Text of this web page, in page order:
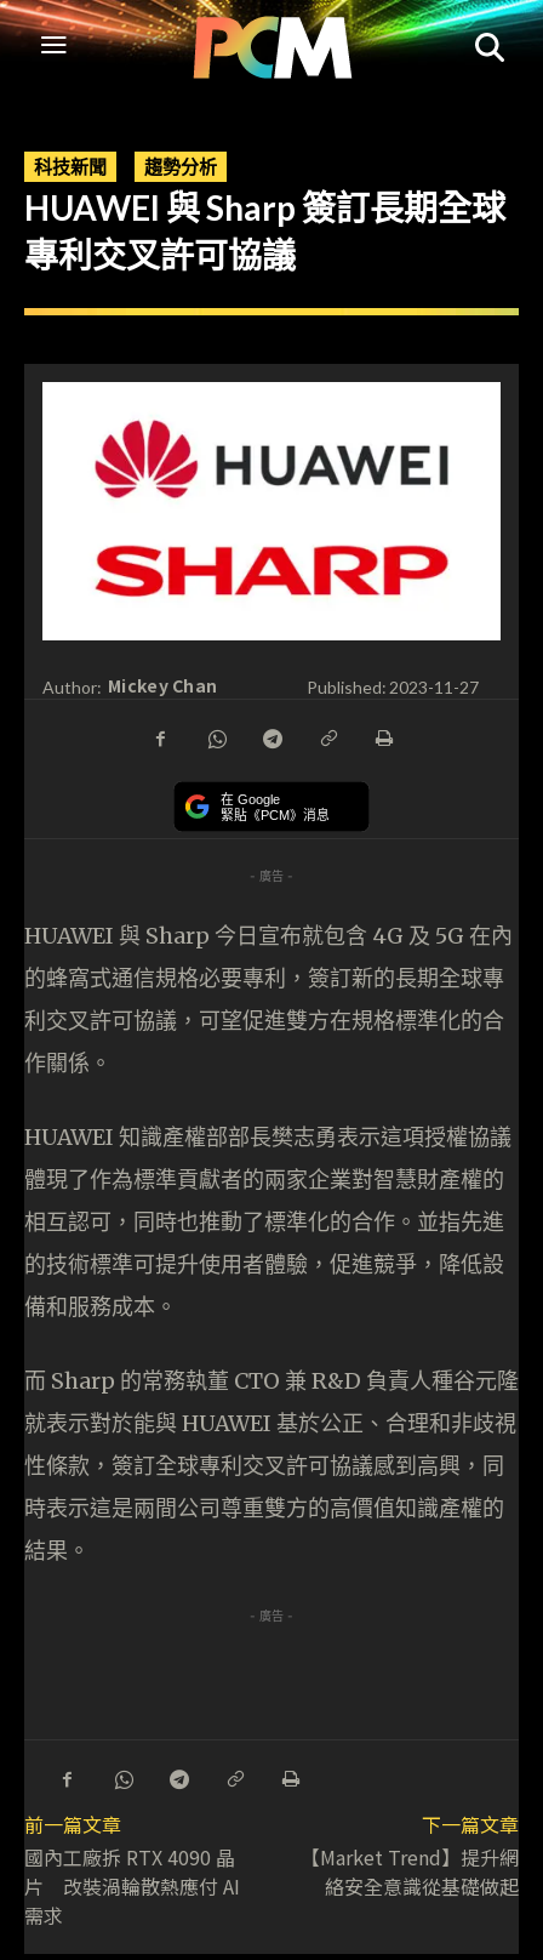
科技新聞 趨勢分析
HUAWEI 與 Sharp 簽訂長期全球
專利交叉許可協議
Author: Mickey Chan Published: 2023-11-27
在 Google
緊貼《PCM》消息
- 廣告 -
HUAWEI 與 Sharp 今日宣布就包含 4G 及 5G 在內
的蜂窩式通信規格必要專利，簽訂新的長期全球專
利交叉許可協議，可望促進雙方在規格標準化的合
作關係。
HUAWEI 知識產權部部長樊志勇表示這項授權協議
體現了作為標準貢獻者的兩家企業對智慧財產權的
相互認可，同時也推動了標準化的合作。並指先進
的技術標準可提升使用者體驗，促進競爭，降低設
備和服務成本。
而 Sharp 的常務執董 CTO 兼 R&D 負責人種谷元隆
就表示對於能與 HUAWEI 基於公正、合理和非歧視
性條款，簽訂全球專利交叉許可協議感到高興，同
時表示這是兩間公司尊重雙方的高價值知識產權的
結果。
- 廣告 -
前一篇文章
國內工廠拆 RTX 4090 晶
片 改裝渦輪散熱應付 AI
需求
下一篇文章
【Market Trend】提升網
絡安全意識從基礎做起